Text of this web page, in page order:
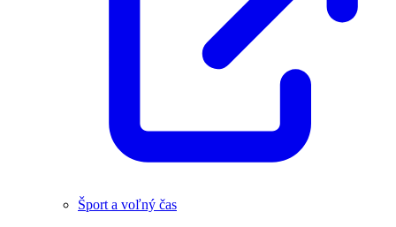
Šport a voľný čas